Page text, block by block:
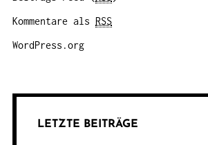
Kommentare als RSS
WordPress.org
LETZTE BEITRÄGE